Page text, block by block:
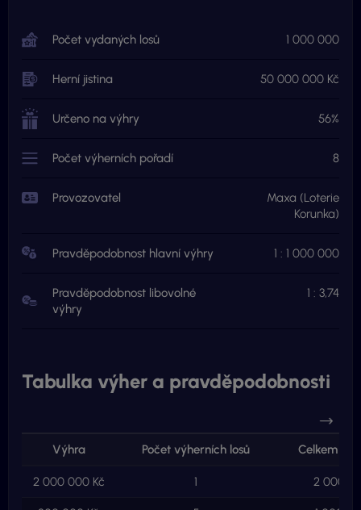
Počet vydaných losů 1 000 000
Herní jistina 50 000 000 Kč
Určeno na výhry 56%
Počet výherních pořadí 8
Provozovatel
Maxa (Loterie
Korunka)
Pravděpodobnost hlavní výhry 1 : 1 000 000
Pravděpodobnost libovolné
výhry
1 : 3,74
Tabulka výher a pravděpodobnosti
Výhra Počet výherních losů Celkem ve
2 000 000 Kč 1 2 000